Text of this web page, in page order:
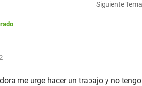
Siguiente Tema
me urge hacer un trabajo y no tengo